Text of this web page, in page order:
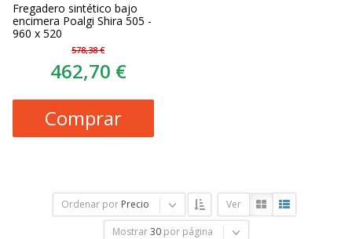
Fregadero sintético bajo
encimera Poalgi Shira 505 -
960 x 520
578,38 €
462,70 €
Comprar
Ordenar por Precio Ver
Mostrar 30 por página